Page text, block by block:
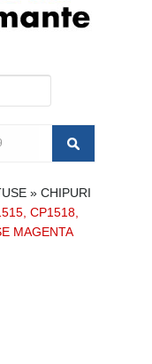
» CHIPURI
CP1518,
MAGENTA